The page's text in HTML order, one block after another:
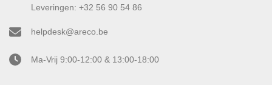
Leveringen: +32 56 90 54 86
helpdesk@areco.be
Ma-Vrij 9:00-12:00 & 13:00-18:00